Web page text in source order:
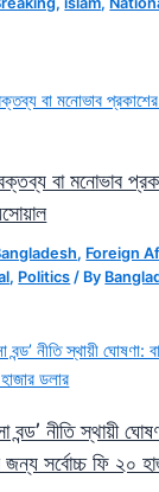
বা মনোভাব
, Foreign
, Politics / By
বন্ড’ নীতি স্থায়ী
জন্য সর্বোচ্চ ফি ২০